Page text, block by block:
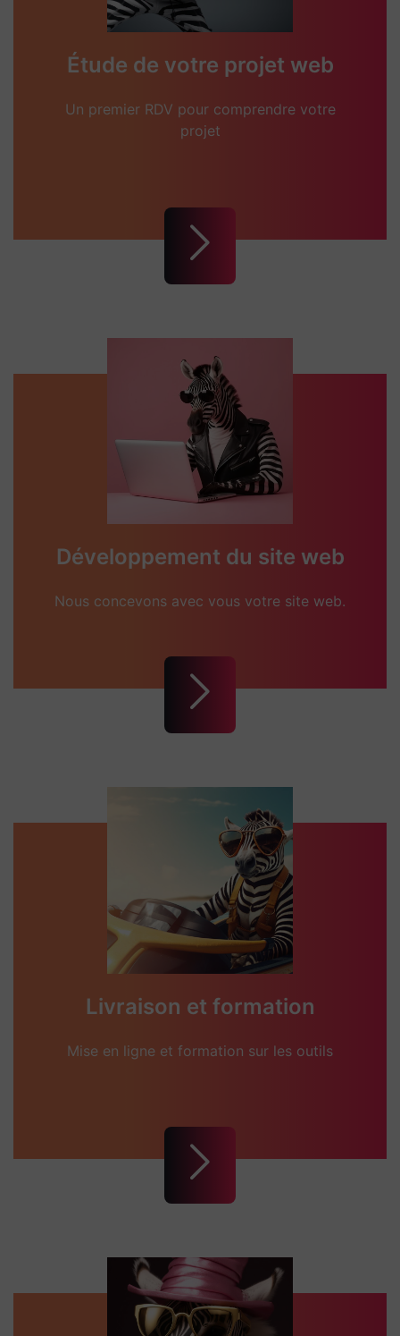
Étude de votre projet web
Un premier RDV pour comprendre votre
projet
Développement du site web
Nous concevons avec vous votre site web.
Livraison et formation
Mise en ligne et formation sur les outils